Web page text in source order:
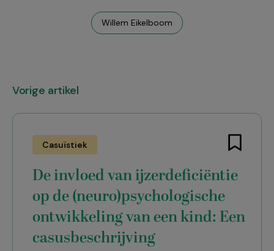
Willem Eikelboom
Vorige artikel
Casuïstiek
De invloed van ijzerdeficiëntie
op de (neuro)psychologische
ontwikkeling van een kind: Een
casusbeschrijving